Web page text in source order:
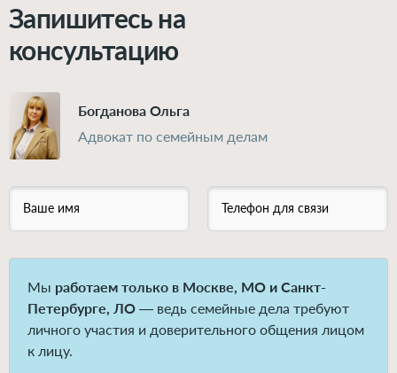
Запишитесь на
консультацию
Богданова Ольга
Адвокат по семейным делам
Ваше имя Телефон для связи
Мы работаем только в Москве, МО и Санкт-
Петербурге, ЛО — ведь семейные дела требуют
личного участия и доверительного общения лицом
к лицу.